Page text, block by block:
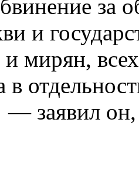
за
и
и мирян,
в
— заявил